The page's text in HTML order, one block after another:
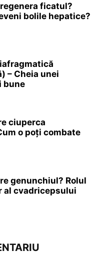
ficatul?
bolile hepatice?
– Cheia unei
bune
ciuperca
o poți combate
genunchiul? Rolul
al cvadricepsului